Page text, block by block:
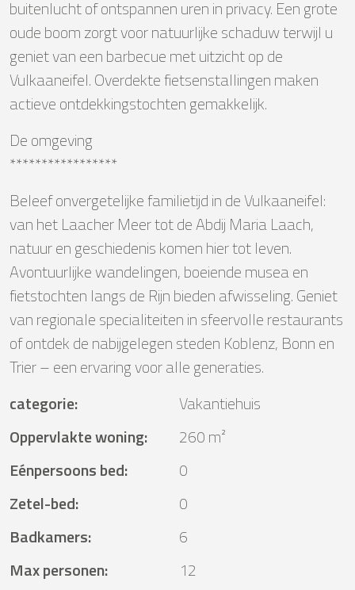
buitenlucht of ontspannen uren in privacy. Een grote
oude boom zorgt voor natuurlijke schaduw terwijl u
geniet van een barbecue met uitzicht op de
Vulkaaneifel. Overdekte fietsenstallingen maken
actieve ontdekkingstochten gemakkelijk.
De omgeving
*****************
Beleef onvergetelijke familietijd in de Vulkaaneifel:
van het Laacher Meer tot de Abdij Maria Laach,
natuur en geschiedenis komen hier tot leven.
Avontuurlijke wandelingen, boeiende musea en
fietstochten langs de Rijn bieden afwisseling. Geniet
van regionale specialiteiten in sfeervolle restaurants
of ontdek de nabijgelegen steden Koblenz, Bonn en
Trier – een ervaring voor alle generaties.
categorie:
Vakantiehuis
Oppervlakte woning:
260 m²
Eénpersoons bed:
0
Zetel-bed:
0
Badkamers:
6
Max personen:
12